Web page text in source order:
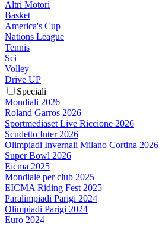
Altri Motori
Basket
America's Cup
Nations League
Tennis
Sci
Volley
Drive UP
Speciali
Mondiali 2026
Roland Garros 2026
Sportmediaset Live Riccione 2026
Scudetto Inter 2026
Olimpiadi Invernali Milano Cortina 2026
Super Bowl 2026
Eicma 2025
Mondiale per club 2025
EICMA Riding Fest 2025
Paralimpiadi Parigi 2024
Olimpiadi Parigi 2024
Euro 2024